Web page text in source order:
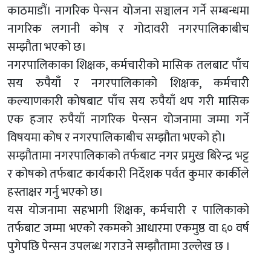
काठमाडौं। नागरिक पेन्सन योजना सञ्चालन गर्ने सम्बन्धमा
नागरिक लगानी कोष र गोदावरी नगरपालिकाबीच
सम्झौता भएको छ।
नगरपालिकाका शिक्षक, कर्मचारीको मासिक तलबाट पाँच
सय रुपैयाँ र नगरपालिकाको शिक्षक, कर्मचारीे
कल्याणकारी कोषबाट पाँच सय रुपैयाँ थप गरी मासिक
एक हजार रुपैयाँ नागरिक पेन्सन योजनामा जम्मा गर्ने
विषयमा कोष र नगरपालिकाबीच सम्झौता भएको हो।
सम्झौतामा नगरपालिकाको तर्फबाट नगर प्रमुख बिरेन्द्र भट्ट
र कोषको तर्फबाट कार्यकारी निर्देशक पर्वत कुमार कार्कीले
हस्ताक्षर गर्नु भएको छ।
यस योजनामा सहभागी शिक्षक, कर्मचारी र पालिकाको
तर्फबाट जम्मा भएको रकमको आधारमा एकमुष्ठ वा ६० वर्ष
पुगेपछि पेन्सन उपलब्ध गराउने सम्झौतामा उल्लेख छ ।